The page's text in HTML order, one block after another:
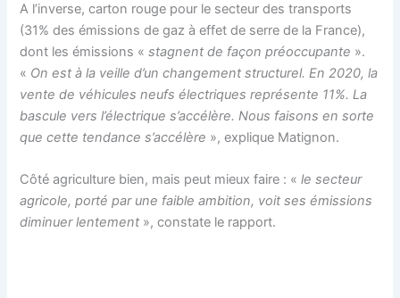
A l’inverse, carton rouge pour le secteur des transports
(31% des émissions de gaz à effet de serre de la France),
dont les émissions «stagnent de façon préoccupante ».
« On est à la veille d’un changement structurel. En 2020, la
vente de véhicules neufs électriques représente 11%. La
bascule vers l’électrique s’accélère. Nous faisons en sorte
que cette tendance s’accélère », explique Matignon.
Côté agriculture bien, mais peut mieux faire : «le secteur
agricole, porté par une faible ambition, voit ses émissions
diminuer lentement », constate le rapport.